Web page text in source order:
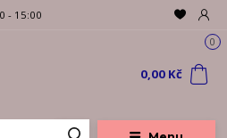
- 15:00
0
0,00 Kč